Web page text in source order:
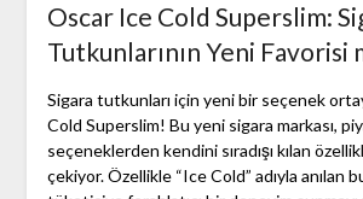
Oscar Ice Cold Superslim:
Tutkunlarının Yeni Favorisi
Sigara tutkunları için yeni bir seçenek
Cold Superslim! Bu yeni sigara markası,
seçeneklerden kendini sıradışı kılan
çekiyor. Özellikle “Ice Cold” adıyla anılan